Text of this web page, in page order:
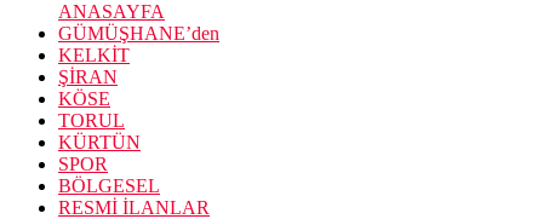
ANASAYFA
GÜMÜŞHANE’den
KELKİT
ŞİRAN
KÖSE
TORUL
KÜRTÜN
SPOR
BÖLGESEL
RESMİ İLANLAR